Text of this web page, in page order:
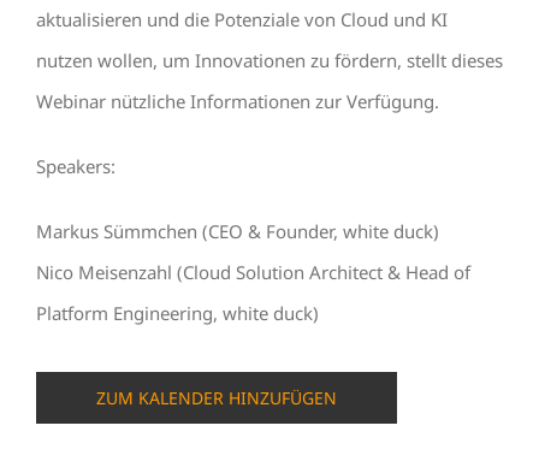
aktualisieren und die Potenziale von Cloud und KI
nutzen wollen, um Innovationen zu fördern, stellt dieses
Webinar nützliche Informationen zur Verfügung.
Speakers:
Markus Sümmchen (CEO & Founder, white duck)
Nico Meisenzahl (Cloud Solution Architect & Head of
Platform Engineering, white duck)
ZUM KALENDER HINZUFÜGEN